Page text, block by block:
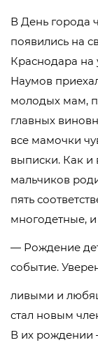
В День города
появились на
Краснодара на
Наумов
молодых мам,
главных
все мамочки
выписки. Как и
мальчиков
пять
многодетные,
— Рождение
событие.
ливыми и
стал новым
В их рождении